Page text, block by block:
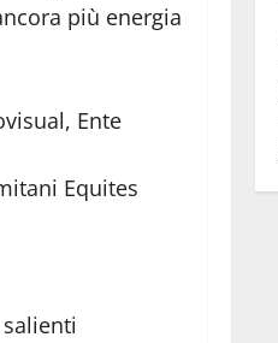
più energia
Ente
Equites